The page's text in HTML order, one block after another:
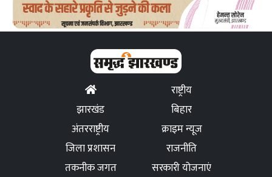
राष्ट्रीय
झारखंड
बिहार
अंतरराष्ट्रीय
क्राइम न्यूज
जिला प्रशासन
राजनीति
तकनीक जगत
सरकारी योजनाएं